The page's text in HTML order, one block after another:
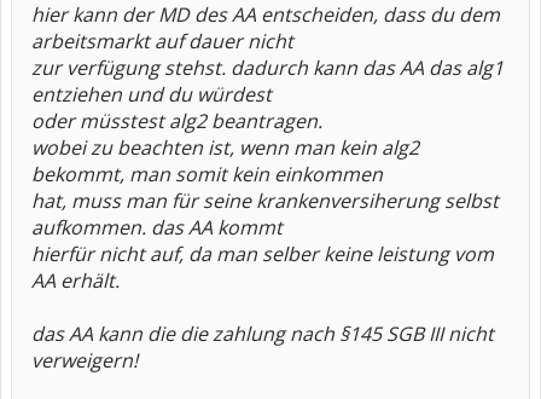
hier kann der MD des AA entscheiden, dass du dem
arbeitsmarkt auf dauer nicht
zur verfügung stehst. dadurch kann das AA das alg1
entziehen und du würdest
oder müsstest alg2 beantragen.
wobei zu beachten ist, wenn man kein alg2
bekommt, man somit kein einkommen
hat, muss man für seine krankenversiherung selbst
aufkommen. das AA kommt
hierfür nicht auf, da man selber keine leistung vom
AA erhält.
das AA kann die die zahlung nach §145 SGB III nicht
verweigern!